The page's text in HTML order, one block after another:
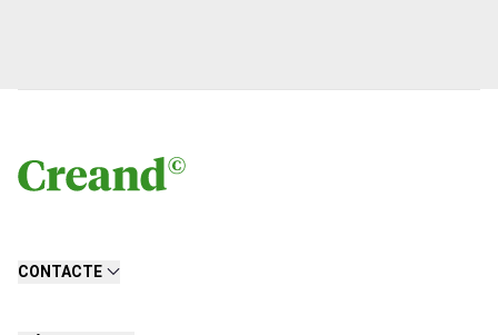
CONTACTE